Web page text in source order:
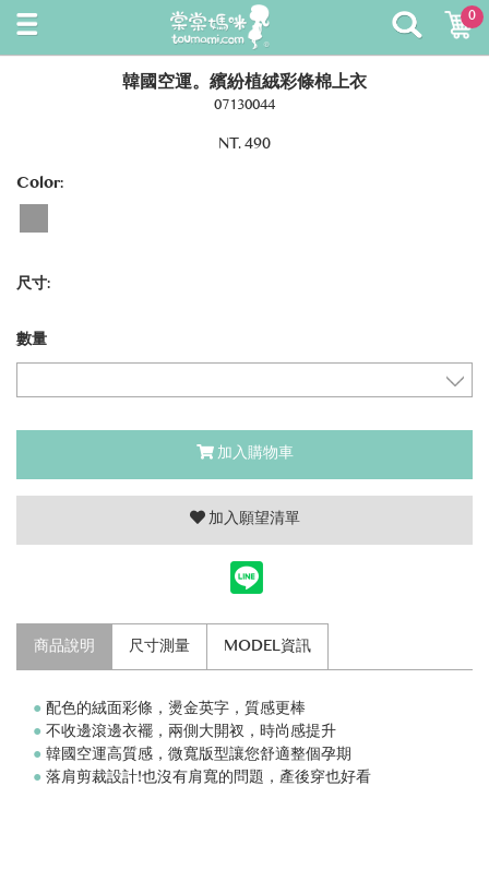
0
韓國空運。繽紛植絨彩條棉上衣
07130044
NT. 490
Color:
尺寸:
數量
加入購物車
加入願望清單
商品說明 尺寸測量 MODEL資訊
● 配色的絨面彩條，燙金英字，質感更棒
● 不收邊滾邊衣襬，兩側大開衩，時尚感提升
● 韓國空運高質感，微寬版型讓您舒適整個孕期
● 落肩剪裁設計!也沒有肩寬的問題，產後穿也好看